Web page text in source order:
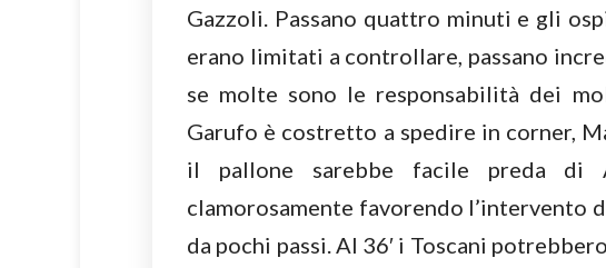
Gazzoli. Passano quattro minuti e gli
erano limitati a controllare, passano
se molte sono le responsabilità dei
Garufo è costretto a spedire in corner,
il pallone sarebbe facile preda di
clamorosamente favorendo l’intervento
da pochi passi. Al 36′ i Toscani